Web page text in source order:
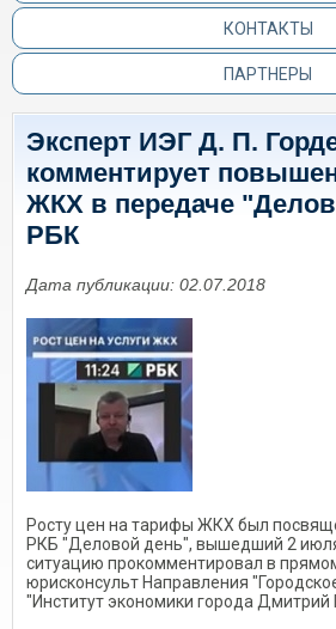
КОНТАКТЫ
ПАРТНЕРЫ
Эксперт ИЭГ Д. П.
комментирует
ЖКХ в передаче
РБК
Дата публикации: 02.07.2018
Росту цен на тарифы ЖКХ был
РКБ "Деловой день", вышедший 2
ситуацию прокомментировал в
юрисконсульт Направления
"Институт экономики города Дмитрий